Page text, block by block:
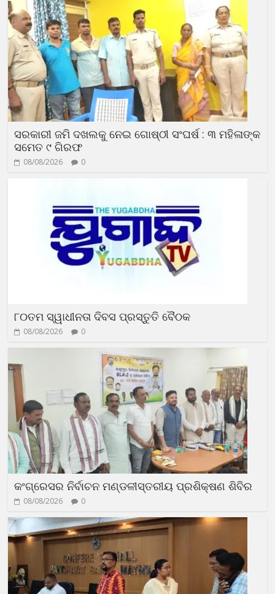
ସରକାରୀ ଜମି ଦଖଲକୁ ନେଇ ଗୋଷ୍ଠୀ ସଂଘର୍ଷ : ୩ ମହିଳାଙ୍କ
ସମେତ ୯ ଗିରଫ
08/08/2026 0
୮୦ତମ ସ୍ୱାଧୀନତା ଦିବସ ପ୍ରସ୍ତୁତି ବୈଠକ
08/08/2026 0
କଂଗ୍ରେସର ନିର୍ବାଚନ ମଣ୍ଡଳୀସ୍ତରୀୟ ପ୍ରଶିକ୍ଷଣ ଶିବିର
08/08/2026 0